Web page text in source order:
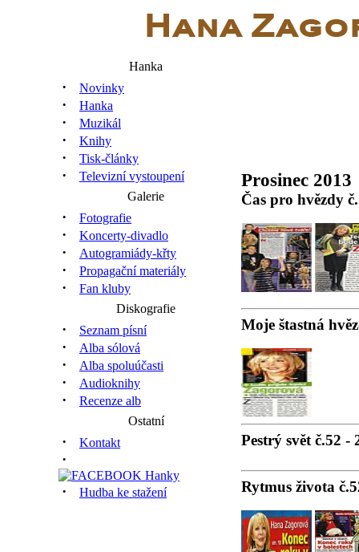
Hanka
· Novinky
· Hanka
· Muzikál
· Knihy
· Tisk-články
·
Televizní vystoupení
Galerie
· Fotografie
· Koncerty-divadlo
· Autogramiády-křty
· Propagační materiály
·
Fan kluby
Diskografie
· Seznam písní
· Alba sólová
· Alba spoluúčasti
· Audioknihy
·
Recenze alb
Ostatní
· Kontakt
·
·
Hudba ke stažení
Prosinec 2013
Čas pro hvězdy
Moje štastná
Pestrý svět č.52 -
Rytmus života